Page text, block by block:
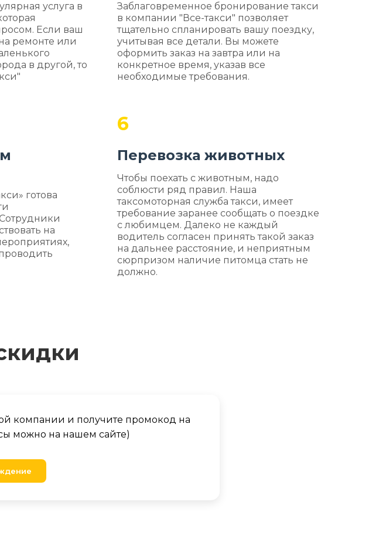
услуга в
Если ваш
ремонте или
в другой, то
Заблаговременное бронирование такси
в компании "Все-такси" позволяет
тщательно спланировать вашу поездку,
учитывая все детали. Вы можете
оформить заказ на завтра или на
конкретное время, указав все
необходимые требования.
готова
на
6
Перевозка животных
Чтобы поехать с животным, надо
соблюсти ряд правил. Наша
таксомоторная служба такси, имеет
требование заранее сообщать о поездке
с любимцем. Далеко не каждый
водитель согласен принять такой заказ
на дальнее расстояние, и неприятным
сюрпризом наличие питомца стать не
должно.
компании и получите промокод на
можно на нашем сайте)